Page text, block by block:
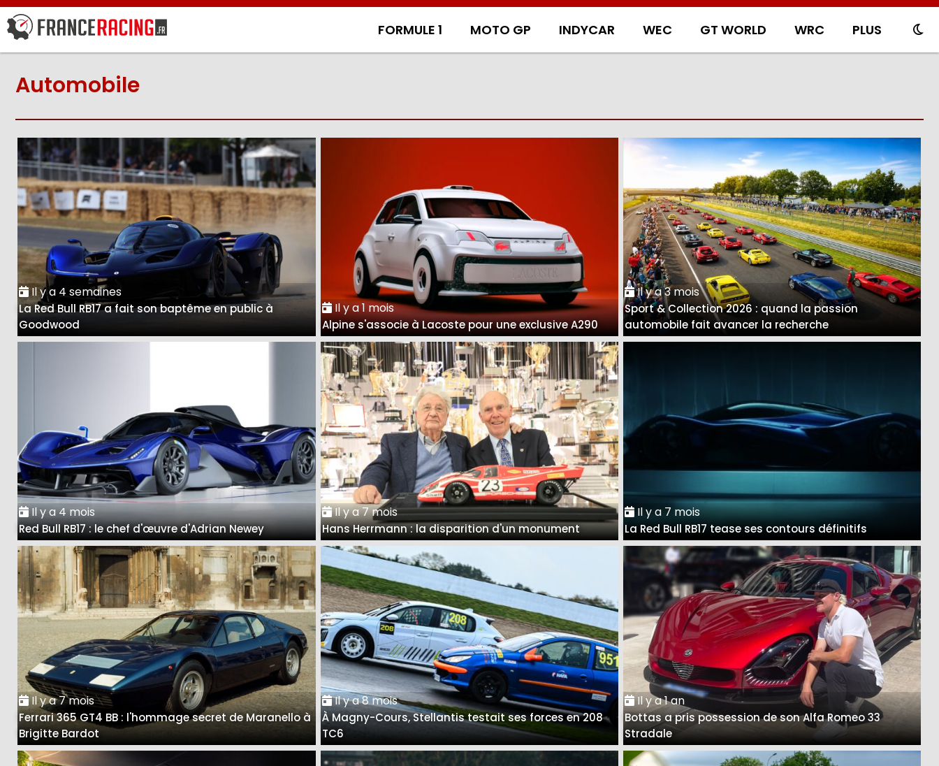
FORMULE 1 MOTO GP INDYCAR WEC GT WORLD WRC PLUS
Automobile
Il y a 4 semaines
La Red Bull RB17 a fait son baptême en public à
Goodwood
Il y a 1 mois
Alpine s'associe à Lacoste pour une exclusive A290
Il y a 3 mois
Sport & Collection 2026 : quand la passion
automobile fait avancer la recherche
Il y a 4 mois
Red Bull RB17 : le chef d'œuvre d'Adrian Newey
Il y a 7 mois
Hans Herrmann : la disparition d'un monument
Il y a 7 mois
La Red Bull RB17 tease ses contours définitifs
Il y a 7 mois
Ferrari 365 GT4 BB : l'hommage secret de Maranello à
Brigitte Bardot
Il y a 8 mois
À Magny-Cours, Stellantis testait ses forces en 208
TC6
Il y a 1 an
Bottas a pris possession de son Alfa Romeo 33
Stradale